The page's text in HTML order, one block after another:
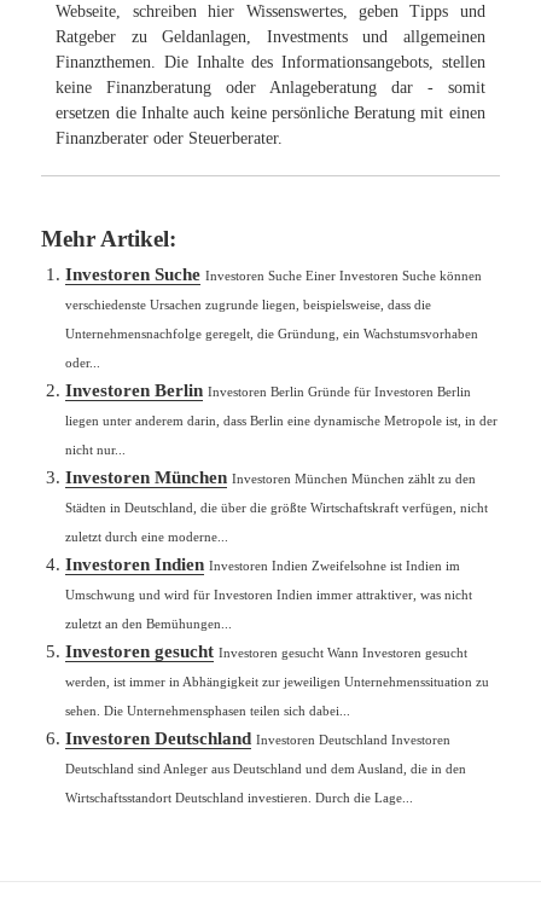
Webseite, schreiben hier Wissenswertes, geben Tipps und
Ratgeber zu Geldanlagen, Investments und allgemeinen
Finanzthemen. Die Inhalte des Informationsangebots, stellen
keine Finanzberatung oder Anlageberatung dar - somit
ersetzen die Inhalte auch keine persönliche Beratung mit einen
Finanzberater oder Steuerberater.
Mehr Artikel:
Investoren Suche Investoren Suche Einer Investoren Suche können
verschiedenste Ursachen zugrunde liegen, beispielsweise, dass die
Unternehmensnachfolge geregelt, die Gründung, ein Wachstumsvorhaben
oder...
Investoren Berlin Investoren Berlin Gründe für Investoren Berlin
liegen unter anderem darin, dass Berlin eine dynamische Metropole ist, in der
nicht nur...
Investoren München Investoren München München zählt zu den
Städten in Deutschland, die über die größte Wirtschaftskraft verfügen, nicht
zuletzt durch eine moderne...
Investoren Indien Investoren Indien Zweifelsohne ist Indien im
Umschwung und wird für Investoren Indien immer attraktiver, was nicht
zuletzt an den Bemühungen...
Investoren gesucht Investoren gesucht Wann Investoren gesucht
werden, ist immer in Abhängigkeit zur jeweiligen Unternehmenssituation zu
sehen. Die Unternehmensphasen teilen sich dabei...
Investoren Deutschland Investoren Deutschland Investoren
Deutschland sind Anleger aus Deutschland und dem Ausland, die in den
Wirtschaftsstandort Deutschland investieren. Durch die Lage...